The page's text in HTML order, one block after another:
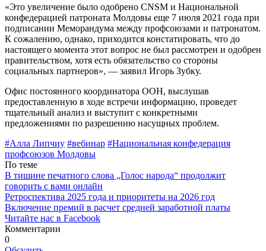
«Это увеличение было одобрено CNSM и Национальной
конфедерацией патроната Молдовы еще 7 июля 2021 года при
подписании Меморандума между профсо­юзами и патронатом.
К сожалению, однако, приходится констатировать, что до
насто­ящего момента этот вопрос не был рас­смотрен и одобрен
правительством, хотя есть обязательство со стороны
социальных партнеров», — заявил Игорь Зубку.
Офис постоянного координатора ООН, выслушав
предоставленную в ходе встречи информацию, проведет
тщательный анализ и выступит с конкретными
предложениями по разрешению насущных проблем.
#Алла Липчиу #вебинар #На­циональная конфедерация
профсо­юзов Молдовы
По теме
В тишине печатного слова „Голос народа“ продолжит
говорить с вами онлайн
Ретроспектива 2025 года и приоритеты на 2026 год
Включение премий в расчет средней заработной платы
Читайте нас в Facebook
Комментарии
0